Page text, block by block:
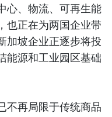
心、物流、可再生能
也正在为两国企业带
加坡企业正逐步将投
能源和工业园区基础
不再局限于传统商品